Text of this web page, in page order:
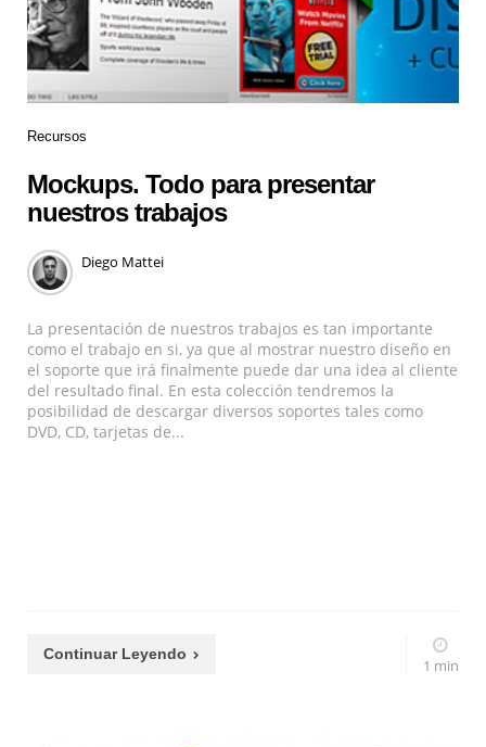
Recursos
Mockups. Todo para presentar
nuestros trabajos
Diego Mattei
La presentación de nuestros trabajos es tan importante
como el trabajo en si, ya que al mostrar nuestro diseño en
el soporte que irá finalmente puede dar una idea al cliente
del resultado final. En esta colección tendremos la
posibilidad de descargar diversos soportes tales como
DVD, CD, tarjetas de...
Continuar Leyendo
1 min